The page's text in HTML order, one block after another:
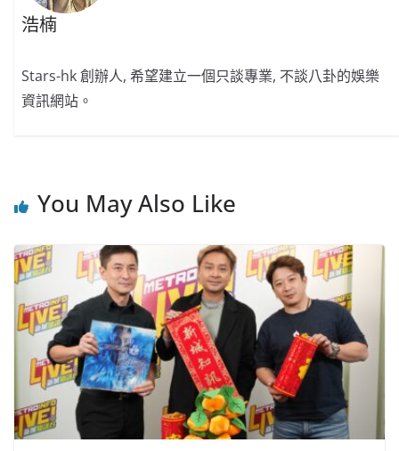
浩楠
Stars-hk 創辦人, 希望建立一個只談專業, 不談八卦的娛樂
資訊網站。
You May Also Like